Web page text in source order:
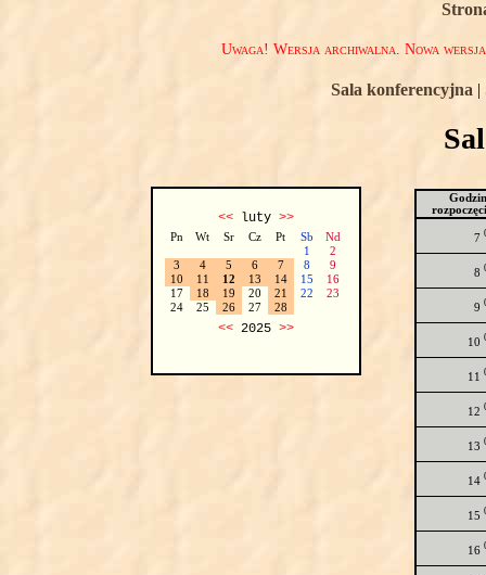
Uwaga! Wersja archiwalna. Nowa
Sala konferencyjna |
<<luty >>
Pn Wt Sr Cz Pt Sb
Nd
1
2
3
4 5 6 7 8
9
10
11 12 13 14 15
16
17
18 19 20 21 22
23
24
25 26 27 28
<<2025 >>
7
8
9
10
11
12
13
14
15
16